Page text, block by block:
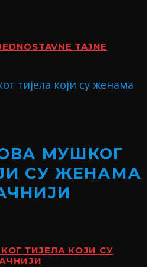
TAJNE
МУШКОГ
СУ ЖЕНАМА
ТИЈЕЛА КОЈИ СУ